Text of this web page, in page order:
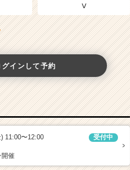
グインして予約
11:00〜12:00 受付中
開催